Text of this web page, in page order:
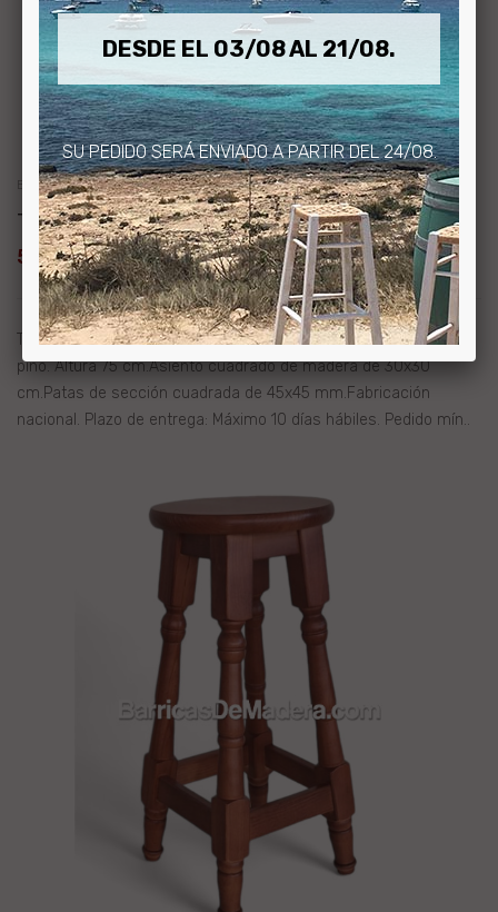
Barricas De Madera
Taburete Alto Pino Pintado
59,99€
Taburete alto de madera de pino. Acabado pintado. Madera de
pino. Altura 75 cm.Asiento cuadrado de madera de 30x30
cm.Patas de sección cuadrada de 45x45 mm.Fabricación
nacional. Plazo de entrega: Máximo 10 días hábiles. Pedido mín..
DESDE EL 03/08 AL 21/08.
SU PEDIDO SERÁ ENVIADO A PARTIR DEL 24/08.